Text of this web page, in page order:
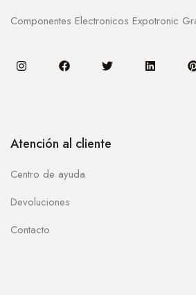
Componentes Electronicos Expotronic
Atención al cliente
Centro de ayuda
Devoluciones
Contacto